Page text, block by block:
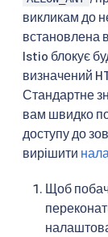
викликам до
встановлена
Istio блокує
визначений
Стандартне
вам швидко
доступу до
вирішити
Щоб